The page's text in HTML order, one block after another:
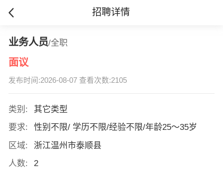
招聘详情
业务人员/全职
面议
发布时间:2026-08-07 查看次数:2105
类别:
其它类型
要求:
性别不限/ 学历不限/经验不限/年龄25～35岁
区域:
浙江温州市泰顺县
人数:
2